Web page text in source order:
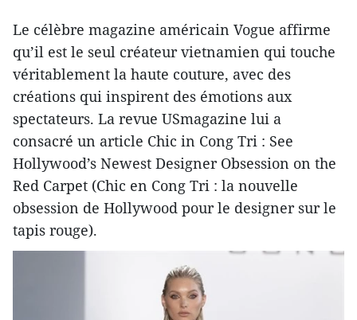
Le célèbre magazine américain Vogue affirme
qu’il est le seul créateur vietnamien qui touche
véritablement la haute couture, avec des
créations qui inspirent des émotions aux
spectateurs. La revue USmagazine lui a
consacré un article Chic in Cong Tri : See
Hollywood’s Newest Designer Obsession on the
Red Carpet (Chic en Cong Tri : la nouvelle
obsession de Hollywood pour le designer sur le
tapis rouge).